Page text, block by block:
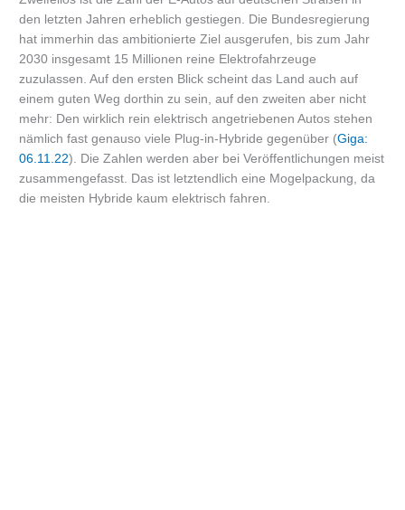
den letzten Jahren erheblich gestiegen. Die Bundesregierung
hat immerhin das ambitionierte Ziel ausgerufen, bis zum Jahr
2030 insgesamt 15 Millionen reine Elektrofahrzeuge
zuzulassen. Auf den ersten Blick scheint das Land auch auf
einem guten Weg dorthin zu sein, auf den zweiten aber nicht
mehr: Den wirklich rein elektrisch angetriebenen Autos stehen
nämlich fast genauso viele Plug-in-Hybride gegenüber (Giga:
06.11.22). Die Zahlen werden aber bei Veröffentlichungen meist
zusammengefasst. Das ist letztendlich eine Mogelpackung, da
die meisten Hybride kaum elektrisch fahren.